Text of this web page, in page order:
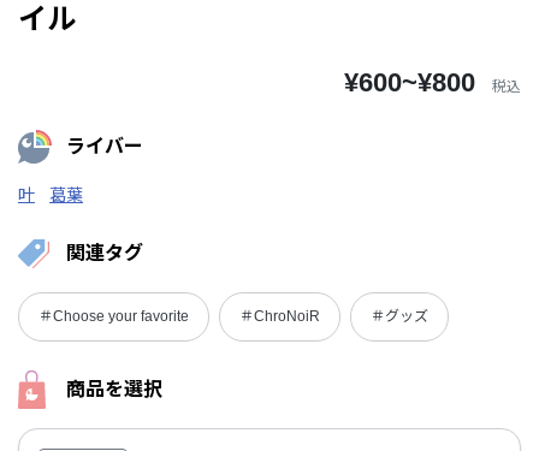
イル
¥600~¥800 税込
ライバー
叶 葛葉
関連タグ
＃Choose your favorite ＃ChroNoiR ＃グッズ
商品を選択